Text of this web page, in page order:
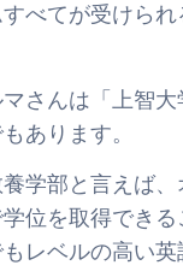
べてが受けら
さんは「上智
あります。
学部と言えば、
位を取得でき
レベルの高い英